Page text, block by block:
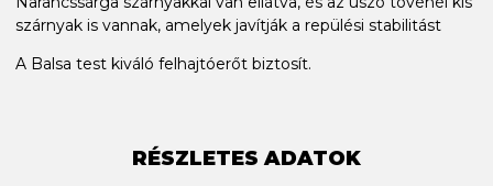
szárnyak is vannak, amelyek javítják a repülési stabilitást
A Balsa test kiváló felhajtóerőt biztosít.
RÉSZLETES ADATOK